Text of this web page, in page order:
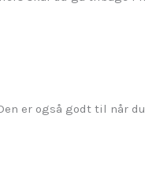
er også godt til når